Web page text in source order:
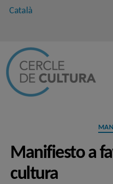
Català
Manifiesto a
cultura